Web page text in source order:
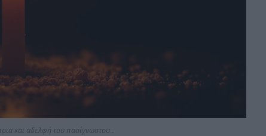
και αδελφή του πασίγνωστου…